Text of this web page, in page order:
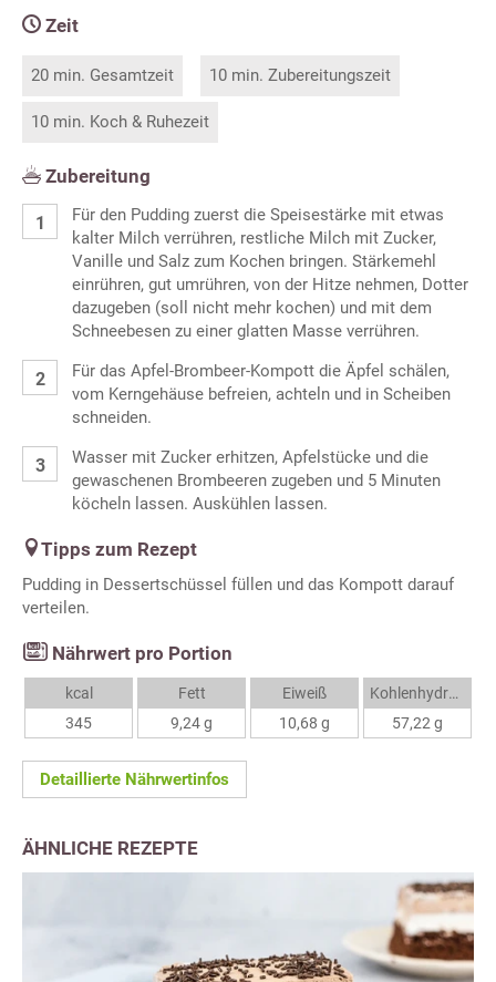
Zeit
20 min. Gesamtzeit 10 min. Zubereitungszeit
10 min. Koch & Ruhezeit
Zubereitung
Für den Pudding zuerst die Speisestärke mit etwas
kalter Milch verrühren, restliche Milch mit Zucker,
Vanille und Salz zum Kochen bringen. Stärkemehl
einrühren, gut umrühren, von der Hitze nehmen, Dotter
dazugeben (soll nicht mehr kochen) und mit dem
Schneebesen zu einer glatten Masse verrühren.
Für das Apfel-Brombeer-Kompott die Äpfel schälen,
vom Kerngehäuse befreien, achteln und in Scheiben
schneiden.
Wasser mit Zucker erhitzen, Apfelstücke und die
gewaschenen Brombeeren zugeben und 5 Minuten
köcheln lassen. Auskühlen lassen.
Tipps zum Rezept
Pudding in Dessertschüssel füllen und das Kompott darauf
verteilen.
Nährwert pro Portion
kcal
345
Fett
9,24 g
Eiweiß
10,68 g
Kohlenhydrate
57,22 g
Detaillierte Nährwertinfos
ÄHNLICHE REZEPTE